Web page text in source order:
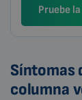
Pruebe
Síntomas
columna